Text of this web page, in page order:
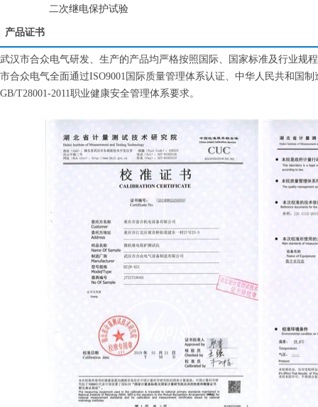
二次继电保护试验
产品证书
武汉市合众电气研发、生产的产品均严格按照国际、国家标准及行业规
市合众电气全面通过ISO9001国际质量管理体系认证、中华人民共和国
GB/T28001-2011职业健康安全管理体系要求。